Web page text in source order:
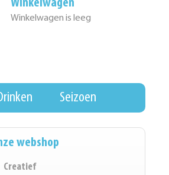
Winkelwagen
Winkelwagen is leeg
Seizoen
webshop
Creatief